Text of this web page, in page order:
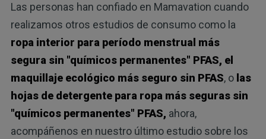
Las personas han confiado en Mamavation cuando
realizamos otros estudios de consumo como la
ropa interior para período menstrual más
segura sin "químicos permanentes" PFAS, el
maquillaje ecológico más seguro sin PFAS, o las
hojas de detergente para ropa más seguras sin
"químicos permanentes" PFAS, ahora,
acompáñenos en nuestro último estudio sobre los